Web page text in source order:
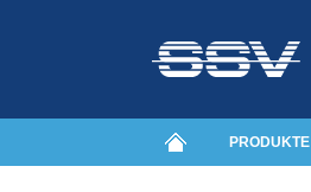
PRODUKTE